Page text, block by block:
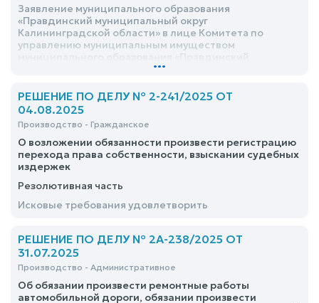
Заявление муниципального образования
«Правдинский муниципальный округ
Калининградской области» в лице Комитета по
управлению муниципальным имуществом
муниципальный округ Калининградской области» о
бесхозяйное недвижимое имущество –
удовлетворить
...
РЕШЕНИЕ ПО ДЕЛУ № 2-241/2025 ОТ
04.08.2025
Производство - Гражданское
О возложении обязанности произвести регистрацию
перехода права собственности, взыскании судебных
издержек
Резолютивная часть
Исковые требования удовлетворить
РЕШЕНИЕ ПО ДЕЛУ № 2А-238/2025 ОТ
31.07.2025
Производство - Административное
Об обязании произвести ремонтные работы
автомобильной дороги, обязании произвести